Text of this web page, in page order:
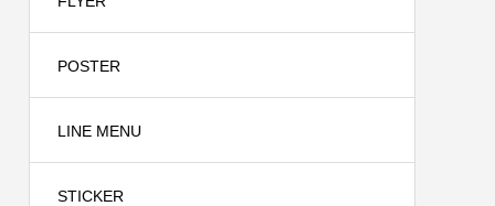
2024.08.24
POSTER
LINE MENU
STICKER